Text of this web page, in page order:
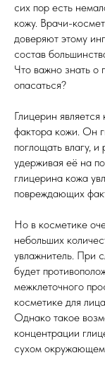
сих пор есть
кожу. Врачи-
доверяют этому
состав
Что важно знать о
опасаться?
Глицерин
фактора кожи. Он
поглощать влагу, и
удерживая её на
глицерина кожа
повреждающих
Но в косметике
небольших
увлажнитель. При
будет
межклеточного
косметике для
Однако такое
концентрации
сухом